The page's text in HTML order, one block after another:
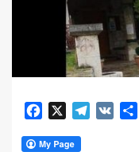
Facebook Telegram
VK